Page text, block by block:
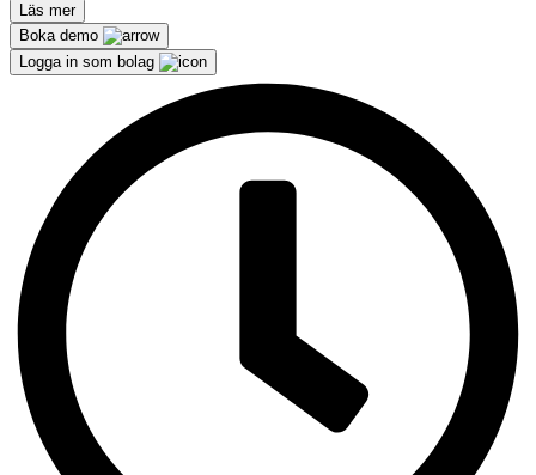
Läs mer
Boka demo
Logga in som bolag